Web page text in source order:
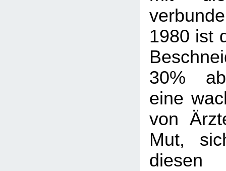
1980 ist
30%
eine
von
Mut,